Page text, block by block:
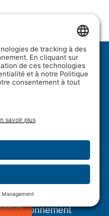
non-responsabilité